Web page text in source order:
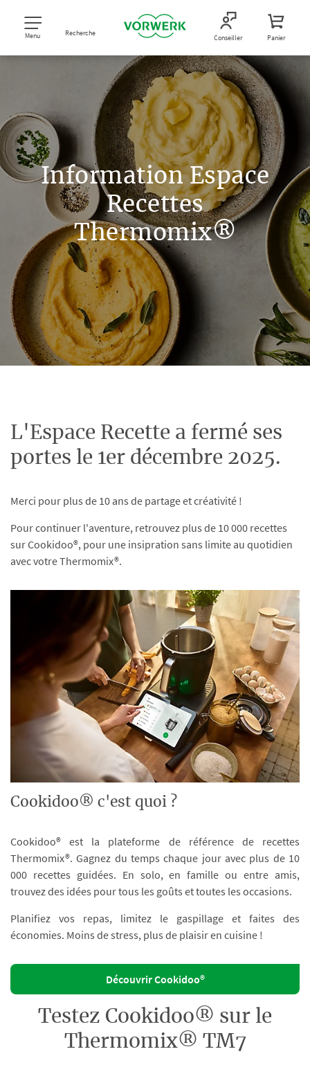
Menu Recherche Conseiller Panier
Information Espace
Recettes
Thermomix®
L'Espace Recette a fermé ses
portes le 1er décembre 2025.
Merci pour plus de 10 ans de partage et créativité !
Pour continuer l'aventure, retrouvez plus de 10 000 recettes
sur Cookidoo®, pour une insipration sans limite au quotidien
avec votre Thermomix®.
Cookidoo® c'est quoi ?
Cookidoo® est la plateforme de référence de recettes
Thermomix®. Gagnez du temps chaque jour avec plus de 10
000 recettes guidées. En solo, en famille ou entre amis,
trouvez des idées pour tous les goûts et toutes les occasions.
Planifiez vos repas, limitez le gaspillage et faites des
économies. Moins de stress, plus de plaisir en cuisine !
Découvrir Cookidoo®
Testez Cookidoo® sur le
Thermomix® TM7